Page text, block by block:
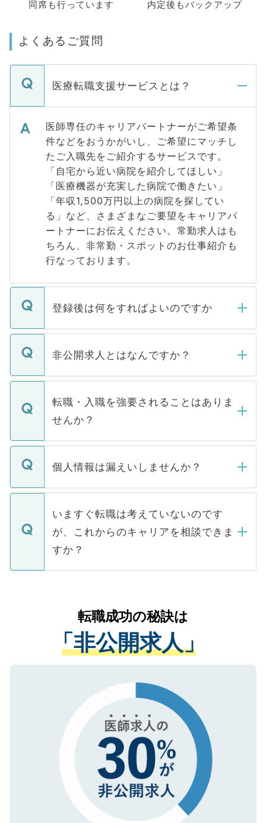
同席も行っています
内定後もバックアップ
よくあるご質問
医療転職支援サービスとは？
医師専任のキャリアパートナーがご希望条
件などをおうかがいし、ご希望にマッチし
たご入職先をご紹介するサービスです。
「自宅から近い病院を紹介してほしい」
「医療機器が充実した病院で働きたい」
「年収1,500万円以上の病院を探してい
る」など、さまざまなご要望をキャリアパ
ートナーにお伝えください。常勤求人はも
ちろん、非常勤・スポットのお仕事紹介も
行なっております。
登録後は何をすればよいのですか
ご登録いただきましたら、弊社担当者がご
登録内容を確認し、その後メールもしくは
ます。通常、5営業日以内にはご連絡をせて
いただきますので、しばらくお待ちくださ
非公開求人とはなんですか？
マイナビDOCTORで取り扱っている求人の
うち約3割は、Webサイトからご覧いただ
けない「非公開求人」です。非公開求人は
下記の理由によって、一般には公開してい
ません。
■応募殺到を避けるため 人気のある医療機
関を公にしてしまうと、応募が殺到する場
に、医療機関が求める条件に合った人材の
みを人材紹介会社に依頼するケースが増え
ています。
転職・入職を強要されることはありま
せんか？
転職・入職を強要することは一切ありませ
ん。また、仮に応募先から内定をいただい
定を承諾する必要はありません。内定先へ
の辞退の連絡はキャリアパートナーが行い
個人情報は漏えいしませんか？
個人情報が漏えいすることはありませんの
で、ご安心ください。当サイトからの登録
などで収集したご登録者様の個人情報は、
ご本人のキャリアアップおよび転職活動の
支援を目的に使用いたします。お預かりし
ているすべての個人データはご本人の許可
は、個人情報の取り扱いについての厳密な
管理基準を満たした事業者のみに付与され
る、プライバシーマークを取得済みです。
で、機密保持に関してもご安心ください。
いますぐ転職は考えていないのです
が、これからのキャリアを相談できま
すか？
かがいして、現在の医療機関の状況や紹介
経験をまじえながら、適切なアドバイスを
させていただきます。すぐにご転職をされ
ない方には、長期的なサポートが可能です
ので、まずはご登録ください。
転職成功の秘訣は
「非公開求人」